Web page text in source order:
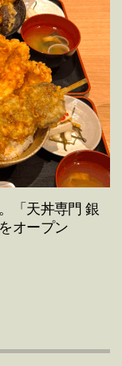
「天丼専門 銀
オープン